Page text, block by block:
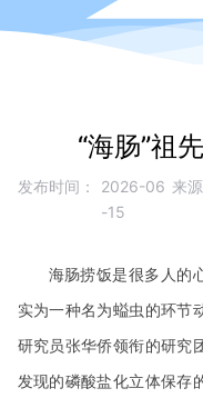
“海肠”祖
发布时间：
2026-06
-15
来源
海肠捞饭是很多人的
实为一种名为螠虫的环节
研究员张华侨领衔的研究
发现的磷酸盐化立体保存